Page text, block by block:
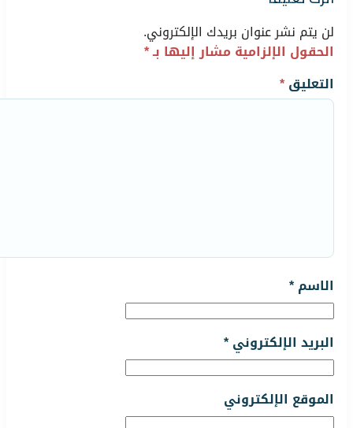
لن يتم نشر عنوان بريدك الإلكتروني.
الحقول الإلزامية مشار إليها بـ*
التعليق*
الاسم*
البريد الإلكتروني*
الموقع الإلكتروني